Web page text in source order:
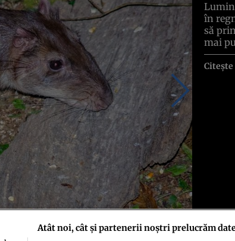
în
să
mai
Atât noi, cât și partenerii noștri prelucrăm